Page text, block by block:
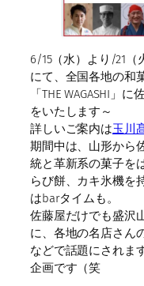
6/15（水）より/21
にて、全国各地の和
「THE WAGASHI」
をいたします～
詳しいご案内は玉川
期間中は、山形から
統と革新系の菓子を
らび餅、カキ氷機を
はbarタイムも。
佐藤屋だけでも盛沢
に、各地の名店さん
などで話題にされま
企画です（笑